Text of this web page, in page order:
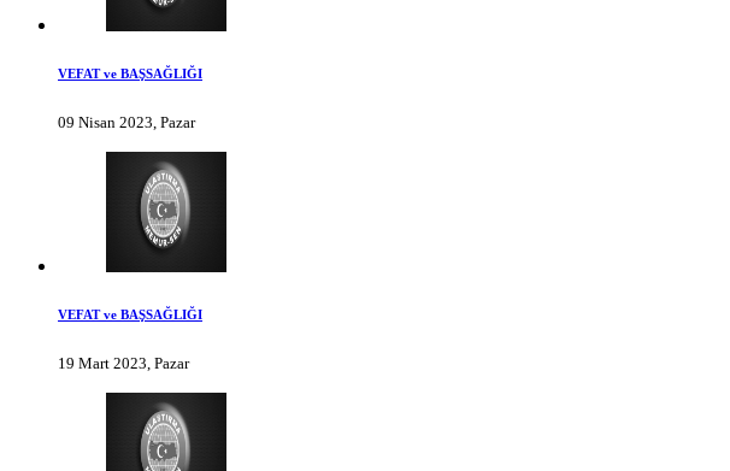
VEFAT ve BAŞSAĞLIĞI
09 Nisan 2023, Pazar
VEFAT ve BAŞSAĞLIĞI
19 Mart 2023, Pazar